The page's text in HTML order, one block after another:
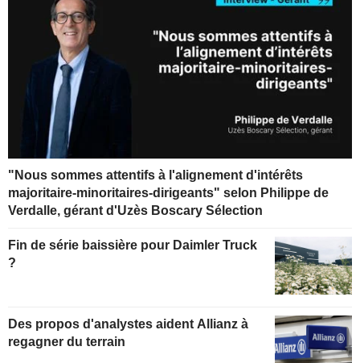
"Nous sommes attentifs à l'alignement d'intérêts
majoritaire-minoritaires-dirigeants" selon Philippe de
Verdalle, gérant d'Uzès Boscary Sélection
Fin de série baissière pour Daimler Truck
?
Des propos d'analystes aident Allianz à
regagner du terrain